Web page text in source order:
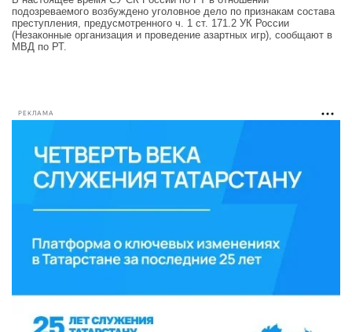
подозреваемого возбуждено уголовное дело по признакам состава
преступления, предусмотренного ч. 1 ст. 171.2 УК России
(Незаконные организация и проведение азартных игр), сообщают в
МВД по РТ.
РЕКЛАМА